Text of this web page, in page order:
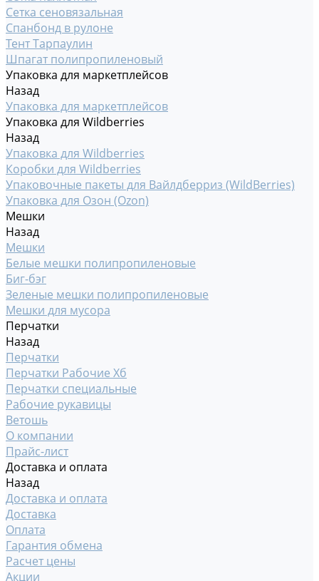
Сетка сеновязальная
Спанбонд в рулоне
Тент Тарпаулин
Шпагат полипропиленовый
Упаковка для маркетплейсов
Назад
Упаковка для маркетплейсов
Упаковка для Wildberries
Назад
Упаковка для Wildberries
Коробки для Wildberries
Упаковочные пакеты для Вайлдберриз (WildBerries)
Упаковка для Озон (Ozon)
Мешки
Назад
Мешки
Белые мешки полипропиленовые
Биг-бэг
Зеленые мешки полипропиленовые
Мешки для мусора
Перчатки
Назад
Перчатки
Перчатки Рабочие Хб
Перчатки специальные
Рабочие рукавицы
Ветошь
О компании
Прайс-лист
Доставка и оплата
Назад
Доставка и оплата
Доставка
Оплата
Гарантия обмена
Расчет цены
Акции